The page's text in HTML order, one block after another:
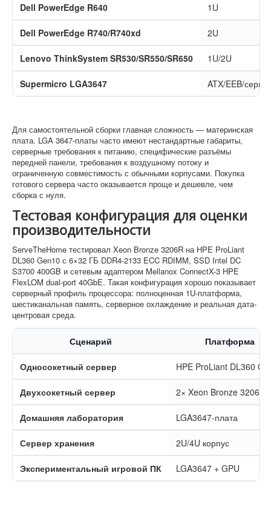
Dell PowerEdge R640 1U
Dell PowerEdge R740/R740xd 2U
Lenovo ThinkSystem SR530/SR550/SR650 1U/2U
Supermicro LGA3647 ATX/EEB/
Для самостоятельной сборки главная сложность — материнская
плата. LGA 3647-платы часто имеют нестандартные габариты,
серверные требования к питанию, специфические разъёмы
передней панели, требования к воздушному потоку и
ограниченную совместимость с обычными корпусами. Покупка
готового сервера часто оказывается проще и дешевле, чем
сборка с нуля.
Тестовая конфигурация для оценки
производительности
ServeTheHome тестировал Xeon Bronze 3206R на HPE ProLiant
DL360 Gen10 с 6×32 ГБ DDR4-2133 ECC RDIMM, SSD Intel DC
S3700 400GB и сетевым адаптером Mellanox ConnectX-3 HPE
FlexLOM dual-port 40GbE. Такая конфигурация хорошо показывает
серверный профиль процессора: полноценная 1U-платформа,
шестиканальная память, серверное охлаждение и реальная дата-
центровая среда.
Сценарий Платформа
Односокетный сервер HPE ProLiant DL360
Двухсокетный сервер 2× Xeon Bronze 3206R
Домашняя лаборатория LGA3647-плата
Сервер хранения 2U/4U корпус
Экспериментальный игровой ПК LGA3647 + GPU